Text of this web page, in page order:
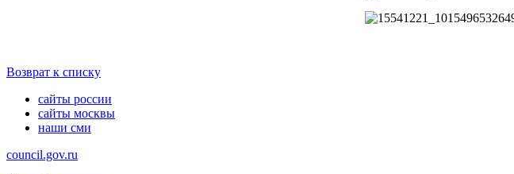
Возврат к списку
сайты россии
сайты москвы
наши сми
council.gov.ru